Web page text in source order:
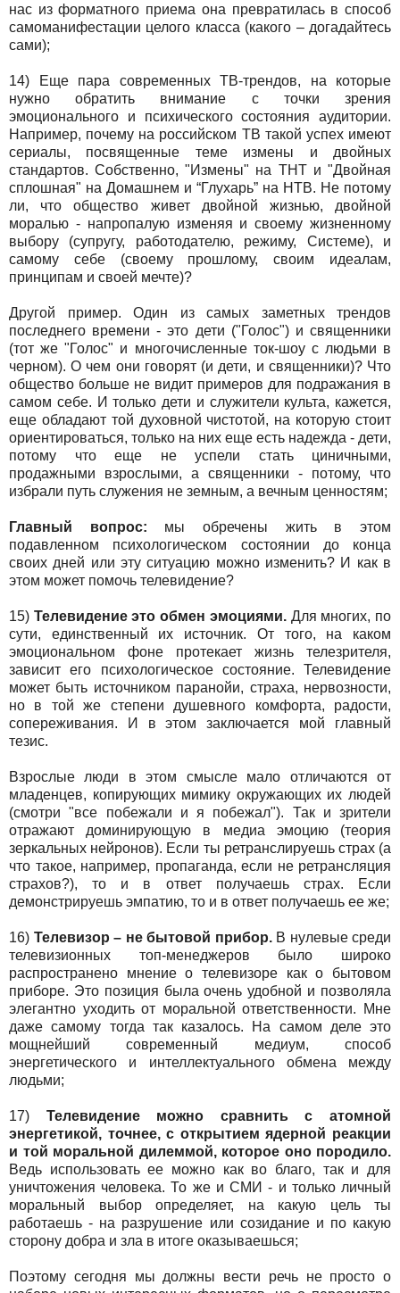
нас из форматного приема она превратилась в способ
самоманифестации целого класса (какого – догадайтесь
сами);
14) Еще пара современных ТВ-трендов, на которые
нужно обратить внимание с точки зрения
эмоционального и психического состояния аудитории.
Например, почему на российском ТВ такой успех имеют
сериалы, посвященные теме измены и двойных
стандартов. Собственно, "Измены" на ТНТ и "Двойная
сплошная" на Домашнем и “Глухарь” на НТВ. Не потому
ли, что общество живет двойной жизнью, двойной
моралью - напропалую изменяя и своему жизненному
выбору (супругу, работодателю, режиму, Системе), и
самому себе (своему прошлому, своим идеалам,
принципам и своей мечте)?
Другой пример. Один из самых заметных трендов
последнего времени - это дети ("Голос") и священники
(тот же "Голос" и многочисленные ток-шоу с людьми в
черном). О чем они говорят (и дети, и священники)? Что
общество больше не видит примеров для подражания в
самом себе. И только дети и служители культа, кажется,
еще обладают той духовной чистотой, на которую стоит
ориентироваться, только на них еще есть надежда - дети,
потому что еще не успели стать циничными,
продажными взрослыми, а священники - потому, что
избрали путь служения не земным, а вечным ценностям;
Главный вопрос: мы обречены жить в этом
подавленном психологическом состоянии до конца
своих дней или эту ситуацию можно изменить? И как в
этом может помочь телевидение?
15) Телевидение это обмен эмоциями.Для многих, по
сути, единственный их источник. От того, на каком
эмоциональном фоне протекает жизнь телезрителя,
зависит его психологическое состояние. Телевидение
может быть источником паранойи, страха, нервозности,
но в той же степени душевного комфорта, радости,
сопереживания. И в этом заключается мой главный
тезис.
Взрослые люди в этом смысле мало отличаются от
младенцев, копирующих мимику окружающих их людей
(смотри "все побежали и я побежал"). Так и зрители
отражают доминирующую в медиа эмоцию (теория
зеркальных нейронов). Если ты ретранслируешь страх (а
что такое, например, пропаганда, если не ретрансляция
страхов?), то и в ответ получаешь страх. Если
демонстрируешь эмпатию, то и в ответ получаешь ее же;
16) Телевизор – не бытовой прибор.В нулевые среди
телевизионных топ-менеджеров было широко
распространено мнение о телевизоре как о бытовом
приборе. Это позиция была очень удобной и позволяла
элегантно уходить от моральной ответственности. Мне
даже самому тогда так казалось. На самом деле это
мощнейший современный медиум, способ
энергетического и интеллектуального обмена между
людьми;
17) Телевидение можно сравнить с атомной
энергетикой, точнее, с открытием ядерной реакции
и той моральной дилеммой, которое оно породило.
Ведь использовать ее можно как во благо, так и для
уничтожения человека. То же и СМИ - и только личный
моральный выбор определяет, на какую цель ты
работаешь - на разрушение или созидание и по какую
сторону добра и зла в итоге оказываешься;
Поэтому сегодня мы должны вести речь не просто о